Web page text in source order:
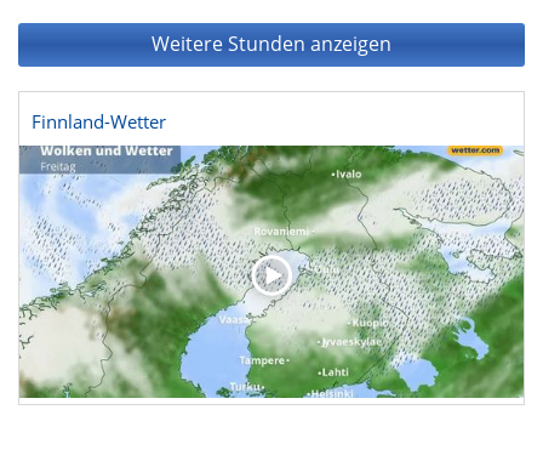
Weitere Stunden anzeigen
Finnland-Wetter